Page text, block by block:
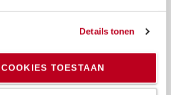
Details tonen
TOESTAAN